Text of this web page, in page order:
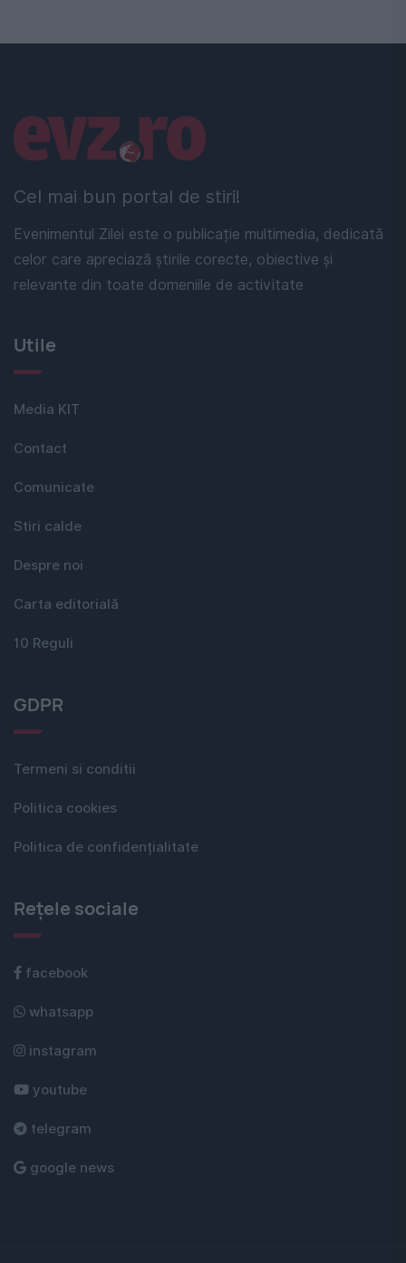
Cel mai bun portal de stiri!
Evenimentul Zilei este o publicație multimedia, dedicată
celor care apreciază știrile corecte, obiective și
relevante din toate domeniile de activitate
Linkuri utile
Utile
Media KIT
Contact
Comunicate
Stiri calde
Despre noi
Carta editorială
10 Reguli
GDPR
Termeni si conditii
Politica cookies
Politica de confidențialitate
Rețele sociale
facebook
whatsapp
instagram
youtube
telegram
google news